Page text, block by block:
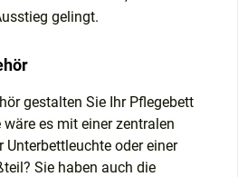
gelingt.
gestalten Sie Ihr Pflegebett
es mit einer zentralen
Unterbettleuchte oder einer
Sie haben auch die